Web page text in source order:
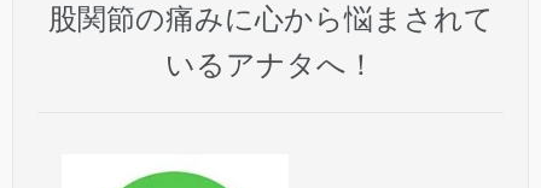
股関節の痛みに心から悩まされて
いるアナタへ！